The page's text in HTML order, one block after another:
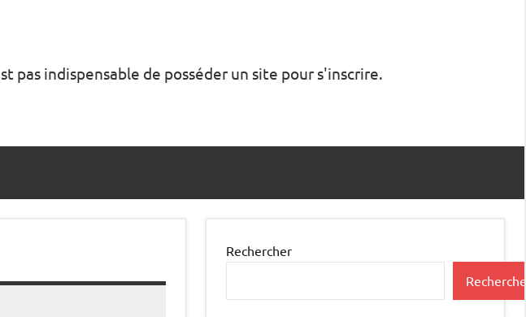
pas indispensable de posséder un site pour s'inscrire.
Rechercher